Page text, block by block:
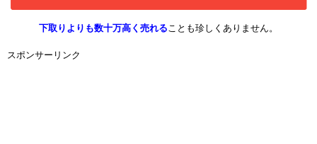
下取りよりも数十万高く売れることも珍しくありません。
スポンサーリンク